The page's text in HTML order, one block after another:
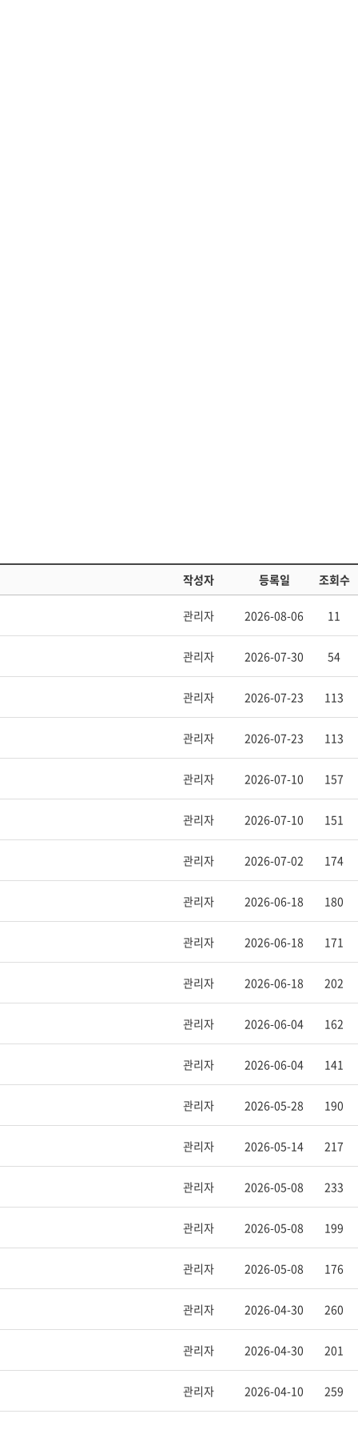
작성자 등록일 조회수
관리자 2026-08-06 11
관리자 2026-07-30 54
관리자 2026-07-23 113
관리자 2026-07-23 113
관리자 2026-07-10 157
관리자 2026-07-10 151
관리자 2026-07-02 174
관리자 2026-06-18 180
관리자 2026-06-18 171
관리자 2026-06-18 202
관리자 2026-06-04 162
관리자 2026-06-04 141
관리자 2026-05-28 190
관리자 2026-05-14 217
관리자 2026-05-08 233
관리자 2026-05-08 199
관리자 2026-05-08 176
관리자 2026-04-30 260
관리자 2026-04-30 201
관리자 2026-04-10 259